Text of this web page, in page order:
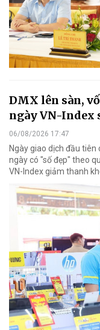
DMX lên sàn,
ngày VN-Index
06/08/2026 17:47
Ngày giao dịch đầu
ngày có "số đẹp" theo
VN-Index giảm thanh